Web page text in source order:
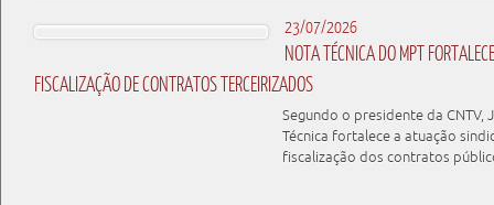
23/07/2026
NOTA TÉCNICA DO MPT
FISCALIZAÇÃO DE CONTRATOS TERCEIRIZADOS
Segundo o presidente da CNTV,
Técnica fortalece a atuação
fiscalização dos contratos